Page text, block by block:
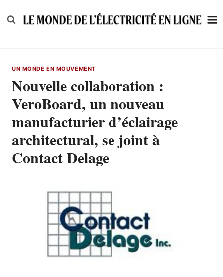
to
UN MONDE EN MOUVEMENT
Nouvelle collaboration :
VeroBoard, un nouveau
manufacturier d’éclairage
architectural, se joint à
Contact Delage